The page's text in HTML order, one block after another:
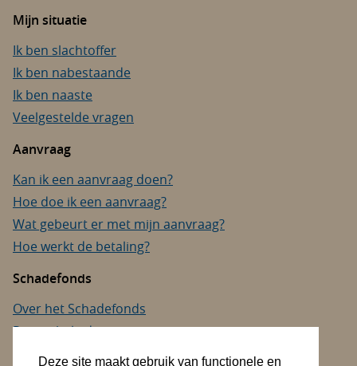
Deze site maakt gebruik van functionele en
Mijn situatie
Ik ben slachtoffer
Ik ben nabestaande
Ik ben naaste
Veelgestelde vragen
Aanvraag
Kan ik een aanvraag doen?
Hoe doe ik een aanvraag?
Wat gebeurt er met mijn aanvraag?
Hoe werkt de betaling?
Schadefonds
Over het Schadefonds
Privacybeleid
Cookies